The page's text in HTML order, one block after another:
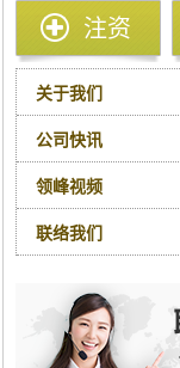
注资
关于我们
公司快讯
领峰视频
联络我们